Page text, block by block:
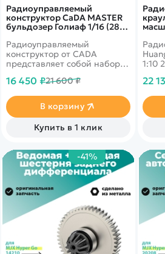
Радиоуправляемый
конструктор CaDA MASTER
бульдозер Голиаф 1/16 (2826
Радиоуправляемый
конструктор от CADA
представляет собой набор
Голиаф из 2826 деталей в
гусеницах имеет полностью
функциональные отвал и
рыхлитель - их можно
поднимать и опускать.
внешнее исполнение
модели детально
проработаны и максимально
соответствуют реальной
машине. Бульдозер имеет
дизельный мотор, за
работой которого можно
наблюдать, открыв капот.
Подсветка расположена на
силовом приводе отвала и
кабине.
16 450 ₽21 600 ₽
В корзину
Купить в 1 клик
1:10
22
-41%